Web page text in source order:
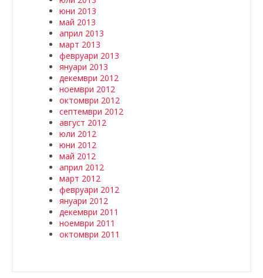
юни 2013
май 2013
април 2013
март 2013
февруари 2013
януари 2013
декември 2012
ноември 2012
октомври 2012
септември 2012
август 2012
юли 2012
юни 2012
май 2012
април 2012
март 2012
февруари 2012
януари 2012
декември 2011
ноември 2011
октомври 2011